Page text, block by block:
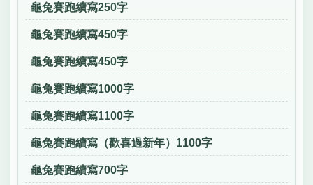
龜兔賽跑續寫250字
龜兔賽跑續寫450字
龜兔賽跑續寫450字
龜兔賽跑續寫1000字
龜兔賽跑續寫1100字
龜兔賽跑續寫（歡喜過新年）1100字
龜兔賽跑續寫700字